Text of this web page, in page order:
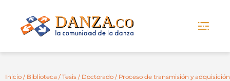
Inicio / Biblioteca / Tesis / Doctorado / Proceso de transmisión y adquisición